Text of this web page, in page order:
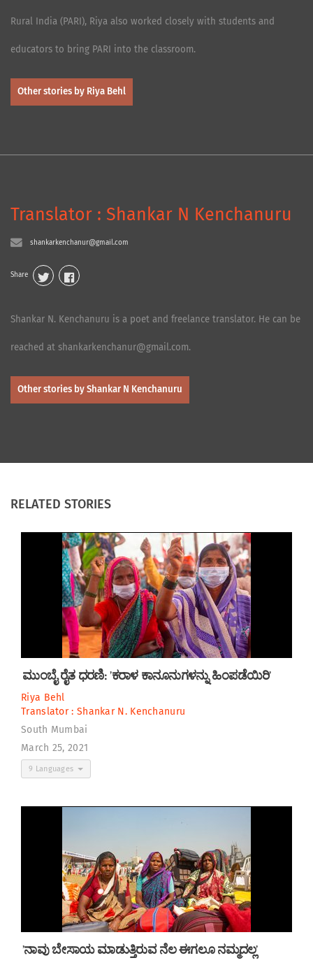
Rural India (PARI), Riya also worked closely with students and
educators to bring PARI into the classroom.
Other stories by Riya Behl
Translator : Shankar N Kenchanuru
shankarkenchanur@gmail.com
Share
Shankar N. Kenchanuru is a poet and freelance translator. He can be
reached at shankarkenchanur@gmail.com.
Other stories by Shankar N Kenchanuru
RELATED STORIES
ಮುಂಬೈ ರೈತ ಧರಣಿ: ʼಕರಾಳ ಕಾನೂನುಗಳನ್ನು ಹಿಂಪಡೆಯಿರಿʼ
Riya Behl
Translator : Shankar N. Kenchanuru
South Mumbai
March 25, 2021
9 Languages
ʼನಾವು ಬೇಸಾಯ ಮಾಡುತ್ತಿರುವ ನೆಲ ಈಗಲೂ ನಮ್ಮದಲ್ಲʼ